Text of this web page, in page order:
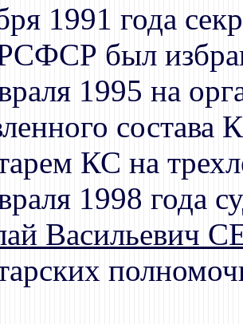
1991 года
был
1995 на
состава
КС на
1998 года
Васильевич